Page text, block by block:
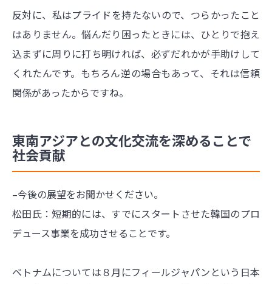
反対に、私はプライドを持たないので、つらかったこと
はありません。悩んだり困ったときには、ひとりで抱え
込まずに周りに打ち明ければ、必ずだれかが手助けして
くれたんです。もちろん逆の場合もあって、それは信頼
関係があったからですね。
東南アジアとの文化交流を深めることで
社会貢献
–今後の展望をお聞かせください。
松田氏：短期的には、すでにスタートさせた韓国のプロ
デュース事業を成功させることです。
ベトナムについては８月にフィールジャパンという日本